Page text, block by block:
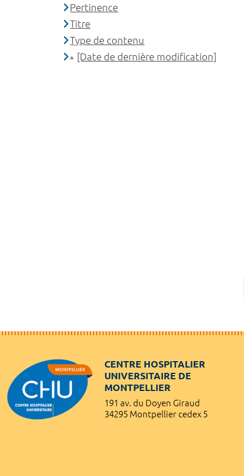
Pertinence
Titre
Type de contenu
[Date de dernière modification]
CENTRE HOSPITALIER
UNIVERSITAIRE DE
MONTPELLIER
191 av. du Doyen Giraud
34295 Montpellier cedex 5